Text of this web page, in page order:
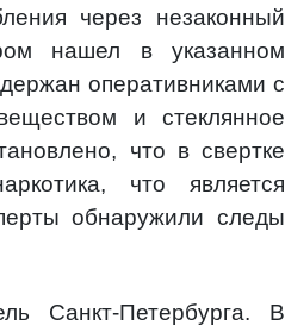
через незаконный
нашел в указанном
оперативниками с
и стеклянное
что в свертке
что является
обнаружили следы
Санкт-Петербурга. В